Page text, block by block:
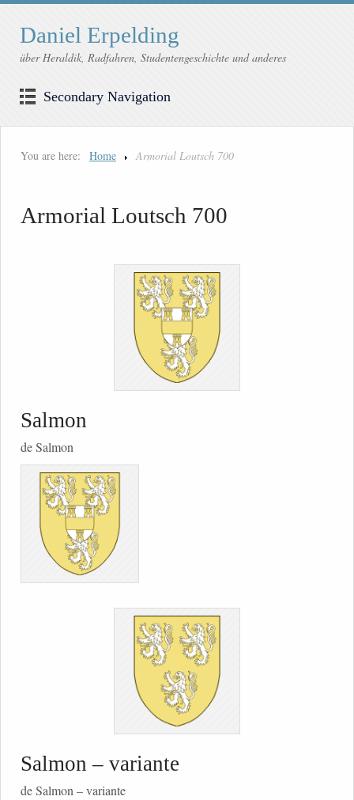
Daniel Erpelding
über Heraldik, Radfahren, Studentengeschichte und anderes
Secondary Navigation
You are here: Home Armorial Loutsch 700
Armorial Loutsch 700
Salmon
de Salmon
Salmon – variante
de Salmon – variante